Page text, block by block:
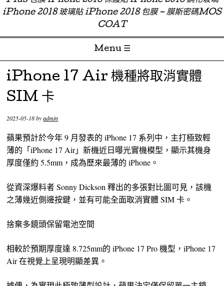
iPhone 2018 玻璃貼 iPhone 2018 包膜 – 膜斯密碼MOS
COAT
Menu ☰
Skip to content
iPhone 17 Air 機種將取消實體
SIM 卡
2025-05-18byadmin
蘋果預計於今年 9 月發表的 iPhone 17 系列中，主打極致輕
薄的「iPhone 17 Air」新機近日曝光實機模型，顯示其機身
厚度僅約 5.5mm，成為歷來最薄的 iPhone。
從資深爆料者 Sonny Dickson 釋出的多張對比圖可見，該機
之薄幾近側邊按鍵，並有可能全面取消實體 SIM 卡。
捨棄多鏡頭保留電池空間
相較於預期厚度達 8.725mm的 iPhone 17 Pro 機型，iPhone 17
Air 在視覺上呈現明顯差異。